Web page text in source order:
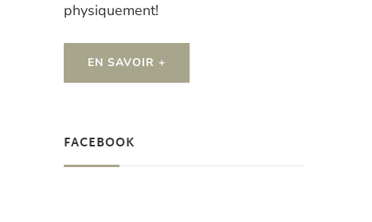
physiquement!
EN SAVOIR +
FACEBOOK